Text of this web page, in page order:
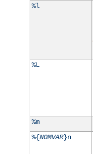
%l
%L
%m
%{NOMVAR}n